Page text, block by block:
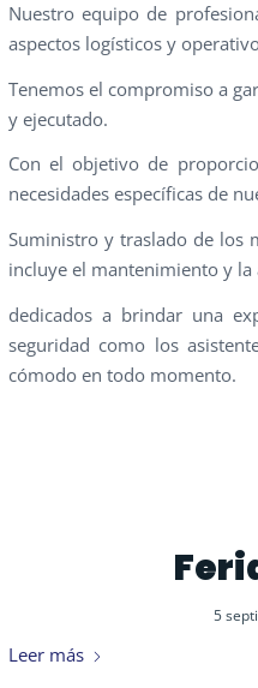
Nuestro equipo de
aspectos logísticos y
Tenemos el compromiso a
y ejecutado.
Con el objetivo de
necesidades específicas de
Suministro y traslado de los
incluye el mantenimiento y
dedicados a brindar una
seguridad como los
cómodo en todo momento.
5
Leer más